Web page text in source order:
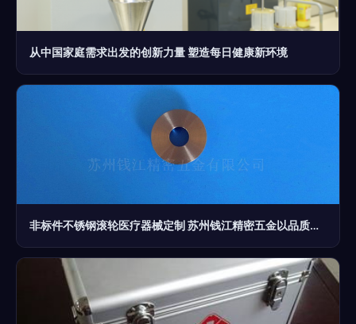
从中国家庭需求出发的创新力量 塑造每日健康新环境
非标件不锈钢滚轮医疗器械定制 苏州钱江精密五金以品质与精度护航健康产业